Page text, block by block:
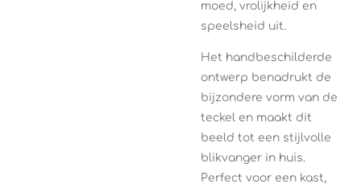
moed, vrolijkheid en
speelsheid uit.
Het handbeschilderde
ontwerp benadrukt de
bijzondere vorm van de
teckel en maakt dit
beeld tot een stijlvolle
blikvanger in huis.
Perfect voor een kast,